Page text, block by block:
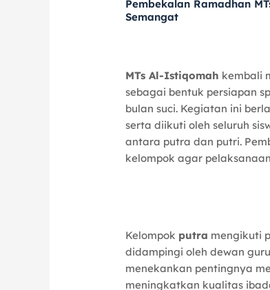
c
o
o
k
itt e at
p
p
e
Pembekalan Ramadhan
Semangat
MTs Al-Istiqomah kembali
sebagai bentuk persiapan
bulan suci. Kegiatan ini
serta diikuti oleh seluruh
antara putra dan putri.
kelompok agar
Kelompok putra mengikuti
didampingi oleh dewan
menekankan pentingnya
meningkatkan kualitas